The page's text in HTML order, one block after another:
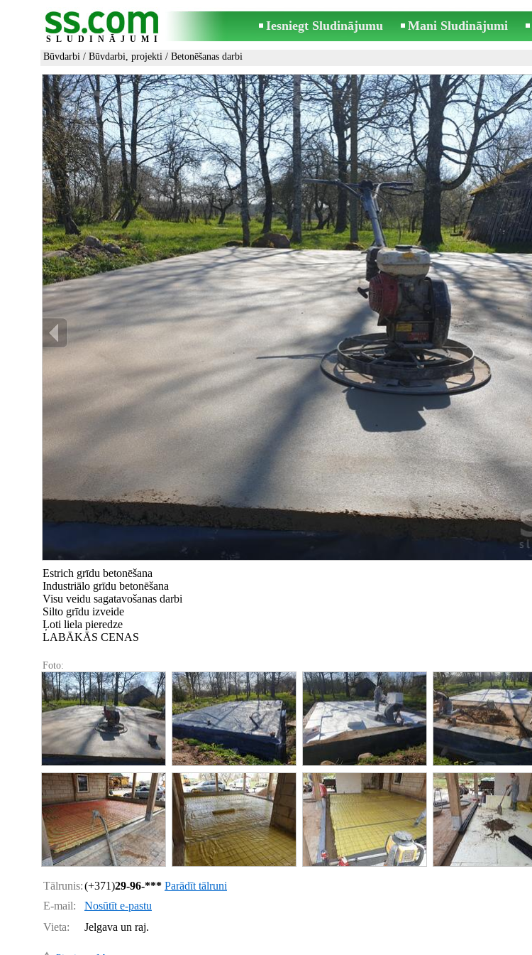
SLUDINĀJUMI
Iesniegt Sludinājumu Mani Sludinājumi
Būvdarbi / Būvdarbi, projekti / Betonēšanas darbi
Estrich grīdu betonēšana
Industriālo grīdu betonēšana
Visu veidu sagatavošanas darbi
Silto grīdu izveide
Ļoti liela pieredze
LABĀKĀS CENAS
Foto:
Tālrunis:(+371)29-96-*** Parādīt tālruni
E-mail:
Nosūtīt e-pastu
Vieta:
Jelgava un raj.